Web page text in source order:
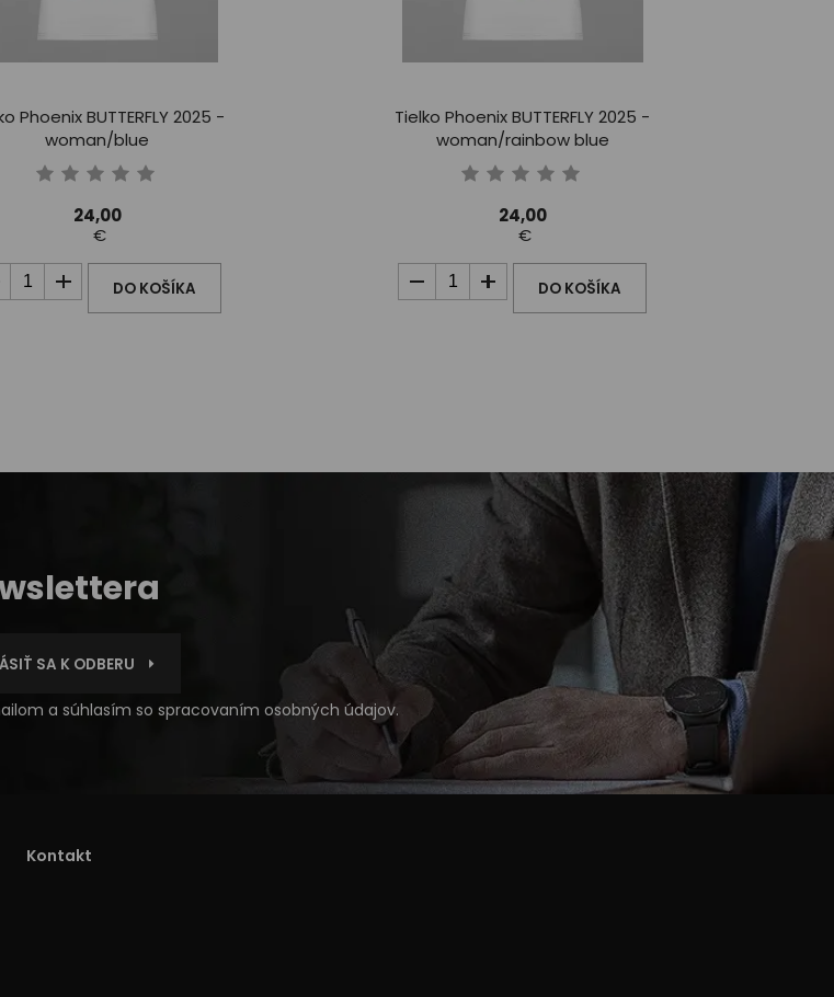
Phoenix BUTTERFLY 2025 -
woman/blue
24,00
€
DO KOŠÍKA
Tielko Phoenix BUTTERFLY 2025 -
woman/rainbow blue
24,00
€
DO KOŠÍKA
SA K ODBERU
a súhlasím so spracovaním osobných údajov.
Kontakt